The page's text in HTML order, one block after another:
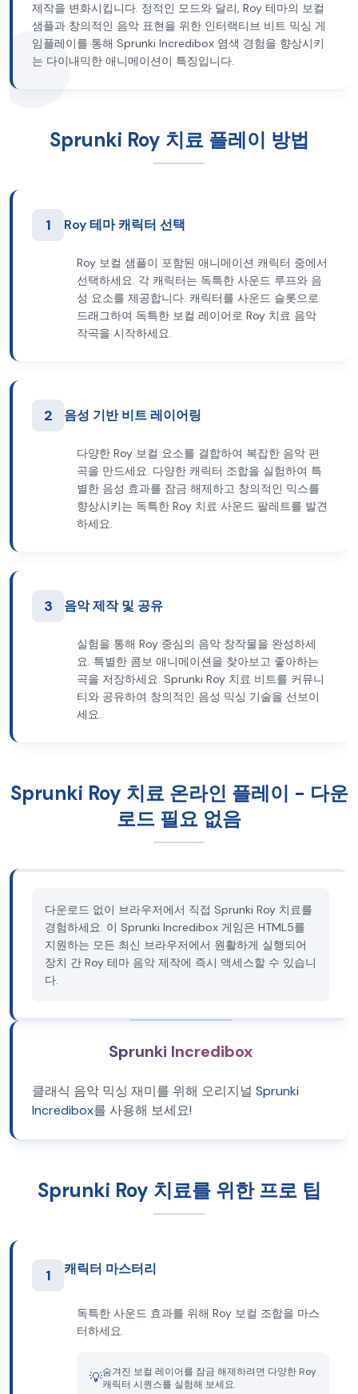
제작을 변화시킵니다. 정적인 모드와 달리, Roy 테마의 보컬
샘플과 창의적인 음악 표현을 위한 인터랙티브 비트 믹싱 게
임플레이를 통해 Sprunki Incredibox 염색 경험을 향상시키
는 다이내믹한 애니메이션이 특징입니다.
Sprunki Roy 치료 플레이 방법
1 Roy 테마 캐릭터 선택
Roy 보컬 샘플이 포함된 애니메이션 캐릭터 중에서
선택하세요. 각 캐릭터는 독특한 사운드 루프와 음
성 요소를 제공합니다. 캐릭터를 사운드 슬롯으로
드래그하여 독특한 보컬 레이어로 Roy 치료 음악
작곡을 시작하세요.
2 음성 기반 비트 레이어링
다양한 Roy 보컬 요소를 결합하여 복잡한 음악 편
곡을 만드세요. 다양한 캐릭터 조합을 실험하여 특
별한 음성 효과를 잠금 해제하고 창의적인 믹스를
향상시키는 독특한 Roy 치료 사운드 팔레트를 발견
하세요.
3 음악 제작 및 공유
실험을 통해 Roy 중심의 음악 창작물을 완성하세
요. 특별한 콤보 애니메이션을 찾아보고 좋아하는
곡을 저장하세요. Sprunki Roy 치료 비트를 커뮤니
티와 공유하여 창의적인 음성 믹싱 기술을 선보이
세요.
Sprunki Roy 치료 온라인 플레이 - 다운
로드 필요 없음
다운로드 없이 브라우저에서 직접 Sprunki Roy 치료를
경험하세요. 이 Sprunki Incredibox 게임은 HTML5를
지원하는 모든 최신 브라우저에서 원활하게 실행되어
장치 간 Roy 테마 음악 제작에 즉시 액세스할 수 있습니
다.
Sprunki Incredibox
클래식 음악 믹싱 재미를 위해 오리지널 Sprunki
Incredibox를 사용해 보세요!
Sprunki Roy 치료를 위한 프로 팁
1 캐릭터 마스터리
독특한 사운드 효과를 위해 Roy 보컬 조합을 마스
터하세요.
💡숨겨진 보컬 레이어를 잠금 해제하려면 다양한 Roy
캐릭터 시퀀스를 실험해 보세요.